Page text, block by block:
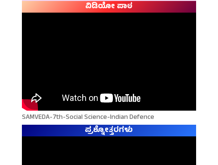
ವಿಡಿಯೋ ಪಾಠ
SAMVEDA-7th-Social Science-Indian Defence
ಪ್ರಶ್ನೋತ್ತರಗಳು